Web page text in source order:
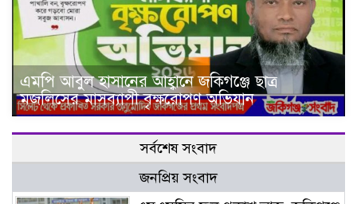
এমপি আবুল হাসানের আহ্বানে জকিগঞ্জে ছাত্র
মজলিসের মাসব্যাপী বৃক্ষরোপণ অভিযান
সর্বশেষ সংবাদ
জনপ্রিয় সংবাদ